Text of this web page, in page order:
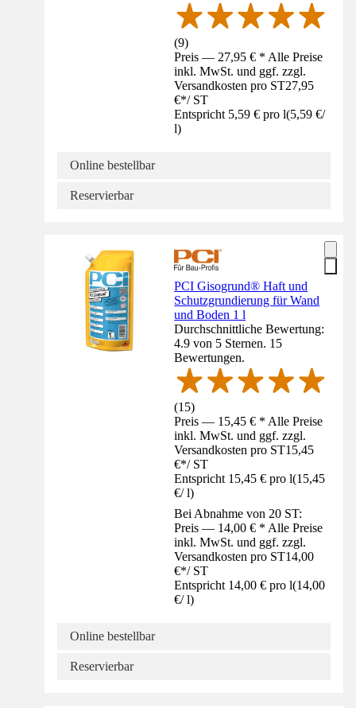
(9)
Preis — 27,95 € * Alle Preise
inkl. MwSt. und ggf. zzgl.
Versandkosten pro ST27,95
€*/ ST
Entspricht 5,59 € pro l(5,59 €/
l)
Online bestellbar
Reservierbar
PCI Gisogrund® Haft und
Schutzgrundierung für Wand
und Boden 1 l
Durchschnittliche Bewertung:
4.9 von 5 Sternen. 15
Bewertungen.
(15)
Preis — 15,45 € * Alle Preise
inkl. MwSt. und ggf. zzgl.
Versandkosten pro ST15,45
€*/ ST
Entspricht 15,45 € pro l(15,45
€/ l)
Bei Abnahme von 20 ST:
Preis — 14,00 € * Alle Preise
inkl. MwSt. und ggf. zzgl.
Versandkosten pro ST14,00
€*/ ST
Entspricht 14,00 € pro l(14,00
€/ l)
Online bestellbar
Reservierbar